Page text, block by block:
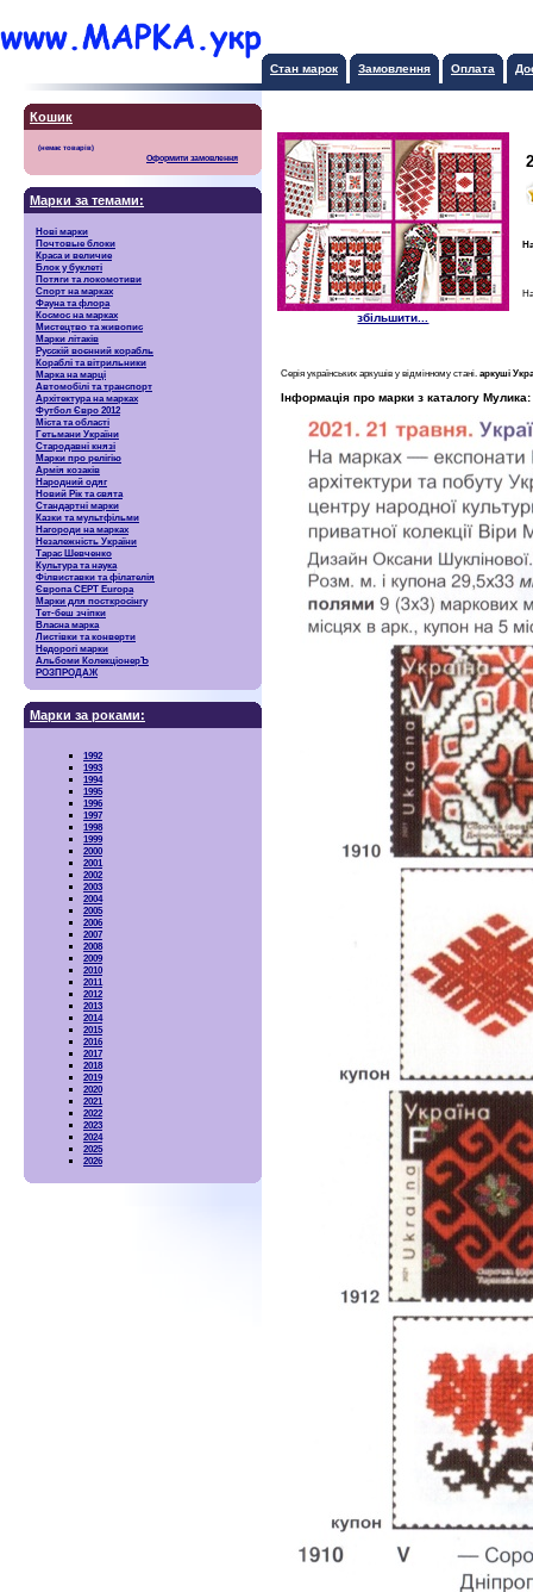
Стан марок Замовлення Оплата
Кошик
Оформити замовлення
Марки за темами:
Нові марки
Почтовые блоки
Краса и величие
Блок у буклеті
Потяги та локомотиви
Спорт на марках
Фауна та флора
Космос на марках
Мистецтво та живопис
Марки літаків
Русскiй воєнний корабль
Кораблі та вітрильники
Марка на марці
Автомобілі та транспорт
Архітектура на марках
Футбол Євро 2012
Міста та області
Гетьмани України
Стародавні князі
Марки про релігію
Армія козаків
Народний одяг
Новий Рік та свята
Стандартні марки
Казки та мультфільми
Нагороди на марках
Незалежність України
Тарас Шевченко
Культура та наука
Філвиставки та філателія
Європа CEPT Europa
Марки для посткросінгу
Тет-беш зчіпки
Власна марка
Листівки та конверти
Недорогі марки
Альбоми КолекціонерЪ
РОЗПРОДАЖ
Марки за роками:
1992
1993
1994
1995
1996
1997
1998
1999
2000
2001
2002
2003
2004
2005
2006
2007
2008
2009
2010
2011
2012
2013
2014
2015
2016
2017
2018
2019
2020
2021
2022
2023
2024
2025
2026
збільшити...
Серія українських аркушів у відмінному стані. аркуші
Інформація про марки з каталогу Мулика: